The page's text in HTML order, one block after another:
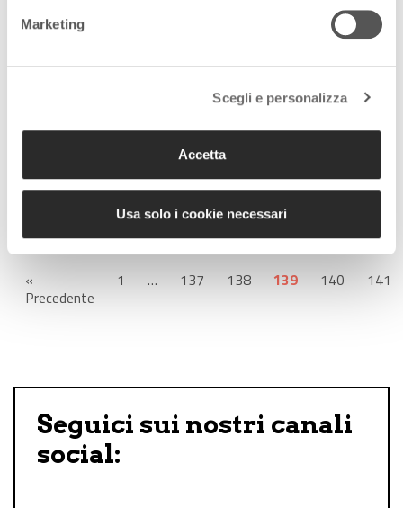
Marketing
Scegli e personalizza
Accetta
Usa solo i cookie necessari
ITALIA? MEGLIO NON
MONTARSI LA TESTA
I Maestri veneti del
21 Luglio 2015
«
Precedente
1 … 137 138 139 140 141
Seguici sui nostri canali
social: